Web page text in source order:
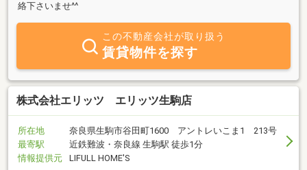
絡下さいませ^^
この不動産会社が取り扱う
賃貸物件を探す
株式会社エリッツ エリッツ生駒店
所在地
奈良県生駒市谷田町1600 アントレいこま1 213号
最寄駅
近鉄難波・奈良線 生駒駅 徒歩1分
情報提供元
LIFULL HOME'S